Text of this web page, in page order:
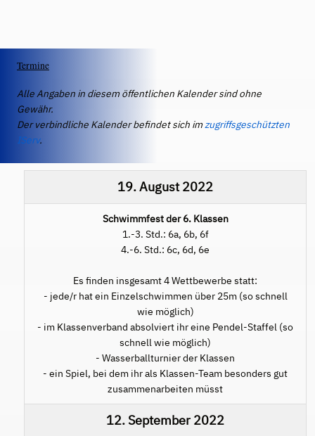
Termine
Alle Angaben in diesem öffentlichen Kalender sind ohne
Gewähr.
Der verbindliche Kalender befindet sich imzugriffsgeschützten
IServ.
19. August 2022
Schwimmfest der 6. Klassen
1.-3. Std.: 6a, 6b, 6f
4.-6. Std.: 6c, 6d, 6e
Es finden insgesamt 4 Wettbewerbe statt:
- jede/r hat ein Einzelschwimmen über 25m (so schnell
wie möglich)
- im Klassenverband absolviert ihr eine Pendel-Staffel (so
schnell wie möglich)
- Wasserballturnier der Klassen
- ein Spiel, bei dem ihr als Klassen-Team besonders gut
zusammenarbeiten müsst
12. September 2022